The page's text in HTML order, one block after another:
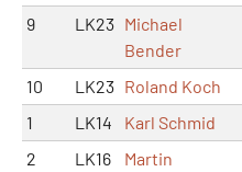
9
LK23 Michael
Bender
10 LK23 Roland Koch
1
LK14 Karl Schmid
2
LK16
Martin